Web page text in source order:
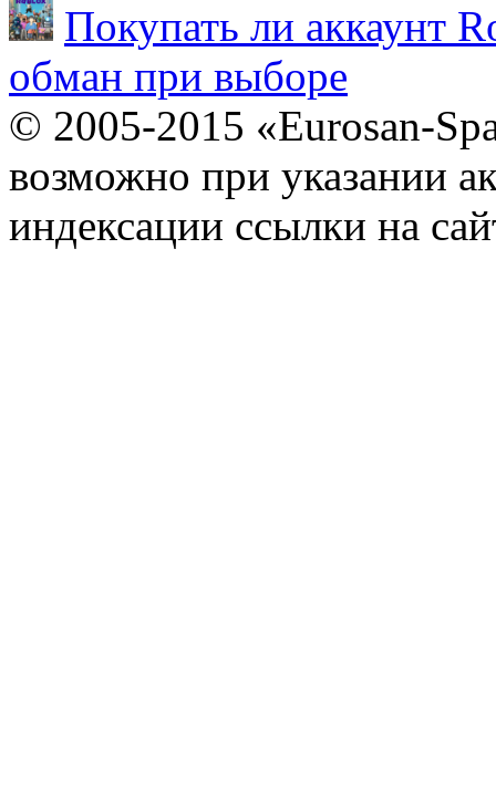
Покупать ли аккаунт
обман при выборе
© 2005-2015 «Eurosan-
возможно при указании
индексации ссылки на